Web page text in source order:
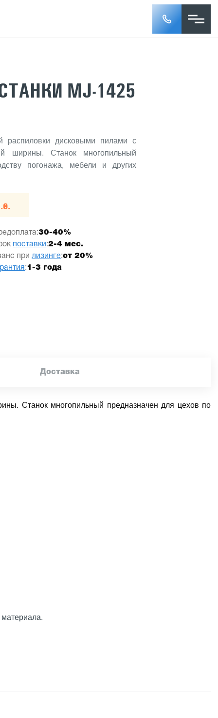
MJ-1425
распиловки дисковыми пилами с
ширины. Станок многопильный
погонажа, мебели и других
30-40%
поставки :2-4 мес.
прилизинге:от 20%
:1-3 года
Доставка
Станок многопильный предназначен для цехов по